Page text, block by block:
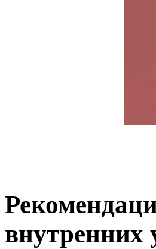
внутренних